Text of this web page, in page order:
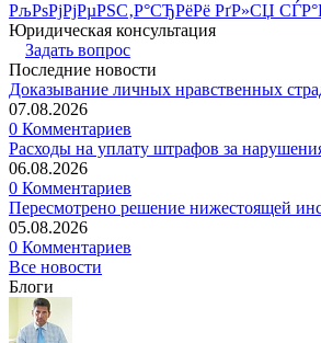
РљРѕРјРјРµРЅС‚Р°СЂРёРё РґР»СЏ
Юридическая консультация
Задать вопрос
Последние новости
Доказывание личных нравственных
07.08.2026
0 Комментариев
Расходы на уплату штрафов за
06.08.2026
0 Комментариев
Пересмотрено решение нижестоящей
05.08.2026
0 Комментариев
Все новости
Блоги